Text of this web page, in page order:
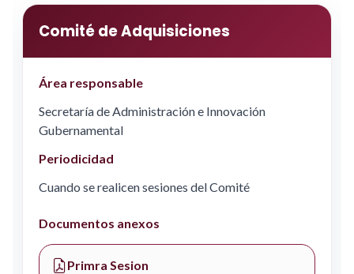
Comité de Adquisiciones
Área responsable
Secretaría de Administración e Innovación
Gubernamental
Periodicidad
Cuando se realicen sesiones del Comité
Documentos anexos
Primra Sesion